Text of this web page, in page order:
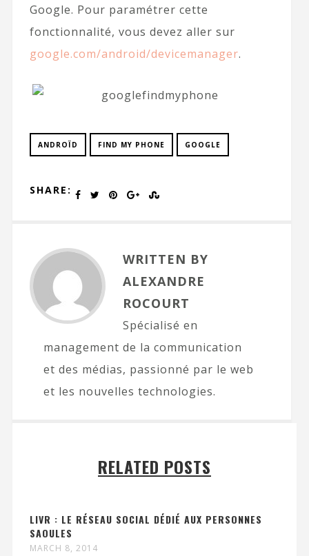
Google. Pour paramétrer cette
fonctionnalité, vous devez aller sur
google.com/android/devicemanager.
ANDROÏD FIND MY PHONE GOOGLE
SHARE:
WRITTEN BY
ALEXANDRE
ROCOURT
Spécialisé en
management de la communication
et des médias, passionné par le web
et les nouvelles technologies.
RELATED POSTS
LIVR : LE RÉSEAU SOCIAL DÉDIÉ AUX PERSONNES
SAOULES
MARCH 8, 2014